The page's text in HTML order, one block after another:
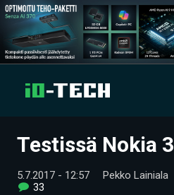
UUTISET
ARTIKKELIT
Testissä Nokia 3
5.7.2017 - 12:57 Pekko Lainiala
33